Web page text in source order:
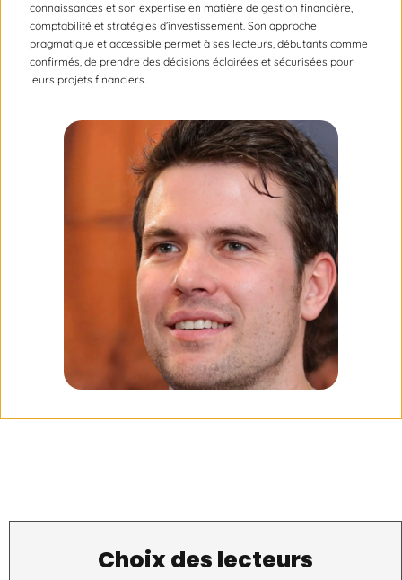
connaissances et son expertise en matière de gestion financière,
comptabilité et stratégies d’investissement. Son approche
pragmatique et accessible permet à ses lecteurs, débutants comme
confirmés, de prendre des décisions éclairées et sécurisées pour
leurs projets financiers.
Choix des lecteurs